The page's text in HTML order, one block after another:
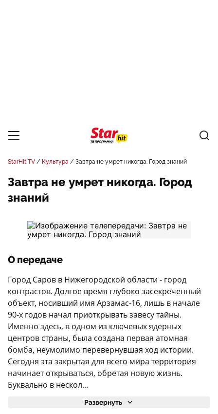
StarHit TV Культура Завтра не умрет никогда. Город знаний
Завтра не умрет никогда. Город
знаний
О передаче
Город Саров в Нижегородской области - город
контрастов. Долгое время глубоко засекреченный
объект, носивший имя Арзамас-16, лишь в начале
90-х годов начал приоткрывать завесу тайны.
Именно здесь, в одном из ключевых ядерных
центров страны, была создана первая атомная
бомба, неумолимо перевернувшая ход истории.
Сегодня эта закрытая для всего мира территория
начинает открываться, обретая новую жизнь.
Буквально в нескол...
Развернуть